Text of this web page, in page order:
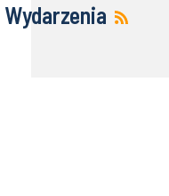
Wydarzenia